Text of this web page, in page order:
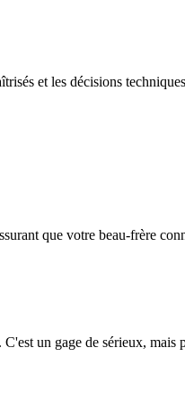
et les décisions
que votre beau-frère
un gage de sérieux, mais